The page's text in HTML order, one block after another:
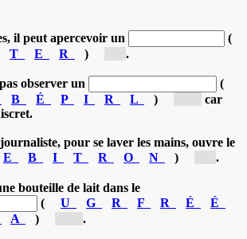
il peut apercevoir un
(
T E R ) .
observer un
(
B É P I R L )
car
pour se laver les mains, ouvre le
E B I T R O N ) .
bouteille de lait dans le
(
U G R F R É
É
A ) .